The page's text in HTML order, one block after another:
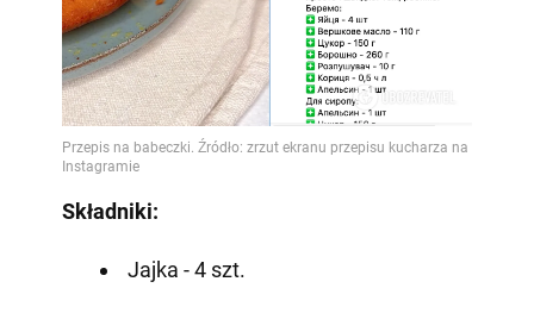
Składniki:
Jajka - 4 szt.